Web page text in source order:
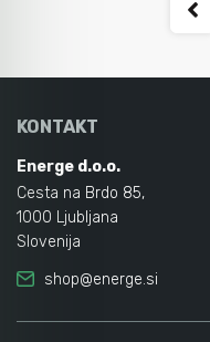
KONTAKT
Energe d.o.o.
Cesta na Brdo 85,
1000 Ljubljana
Slovenija
shop@energe.si